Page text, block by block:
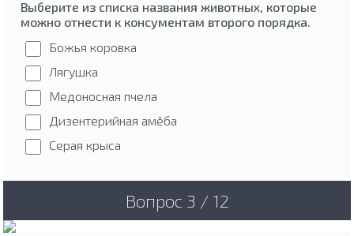
Выберите из списка названия животных, которые
можно отнести к консументам второго порядка.
Божья коровка
Лягушка
Медоносная пчела
Дизентерийная амёба
Серая крыса
Вопрос 3 / 12